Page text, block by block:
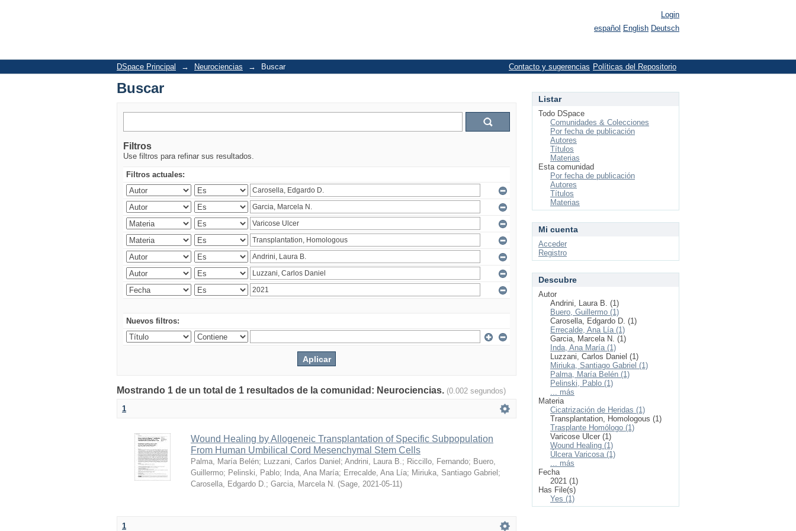
Login
español English Deutsch
DSpace Principal → Neurociencias → Buscar Políticas del Repositorio
Contacto y sugerencias
Buscar
Filtros
Use filtros para refinar sus resultados.
Filtros actuales:
Nuevos filtros:
Mostrando 1 de un total de 1 resultados de la comunidad: Neurociencias. (0.002 segundos)
1
Wound Healing by Allogeneic Transplantation of Specific Subpopulation
From Human Umbilical Cord Mesenchymal Stem Cells
Palma, María Belén; Luzzani, Carlos Daniel ; Andrini, Laura B.; Riccillo, Fernando; Buero,
Guillermo; Pelinski, Pablo; Inda, Ana María; Errecalde, Ana Lía; Miriuka, Santiago Gabriel ;
Carosella, Edgardo D.; Garcia, Marcela N. (Sage, 2021-05-11)
1
Listar
Todo DSpace
Comunidades & Colecciones
Por fecha de publicación
Autores
Títulos
Materias
Esta comunidad
Por fecha de publicación
Autores
Títulos
Materias
Mi cuenta
Acceder
Registro
Descubre
Autor
Andrini, Laura B. (1)
Buero, Guillermo (1)
Carosella, Edgardo D. (1)
Errecalde, Ana Lía (1)
Garcia, Marcela N. (1)
Inda, Ana María (1)
Luzzani, Carlos Daniel (1)
Miriuka, Santiago Gabriel (1)
Palma, María Belén (1)
Pelinski, Pablo (1)
... más
Materia
Cicatrización de Heridas (1)
Transplantation, Homologous (1)
Trasplante Homólogo (1)
Varicose Ulcer (1)
Wound Healing (1)
Úlcera Varicosa (1)
... más
Fecha
2021 (1)
Has File(s)
Yes (1)